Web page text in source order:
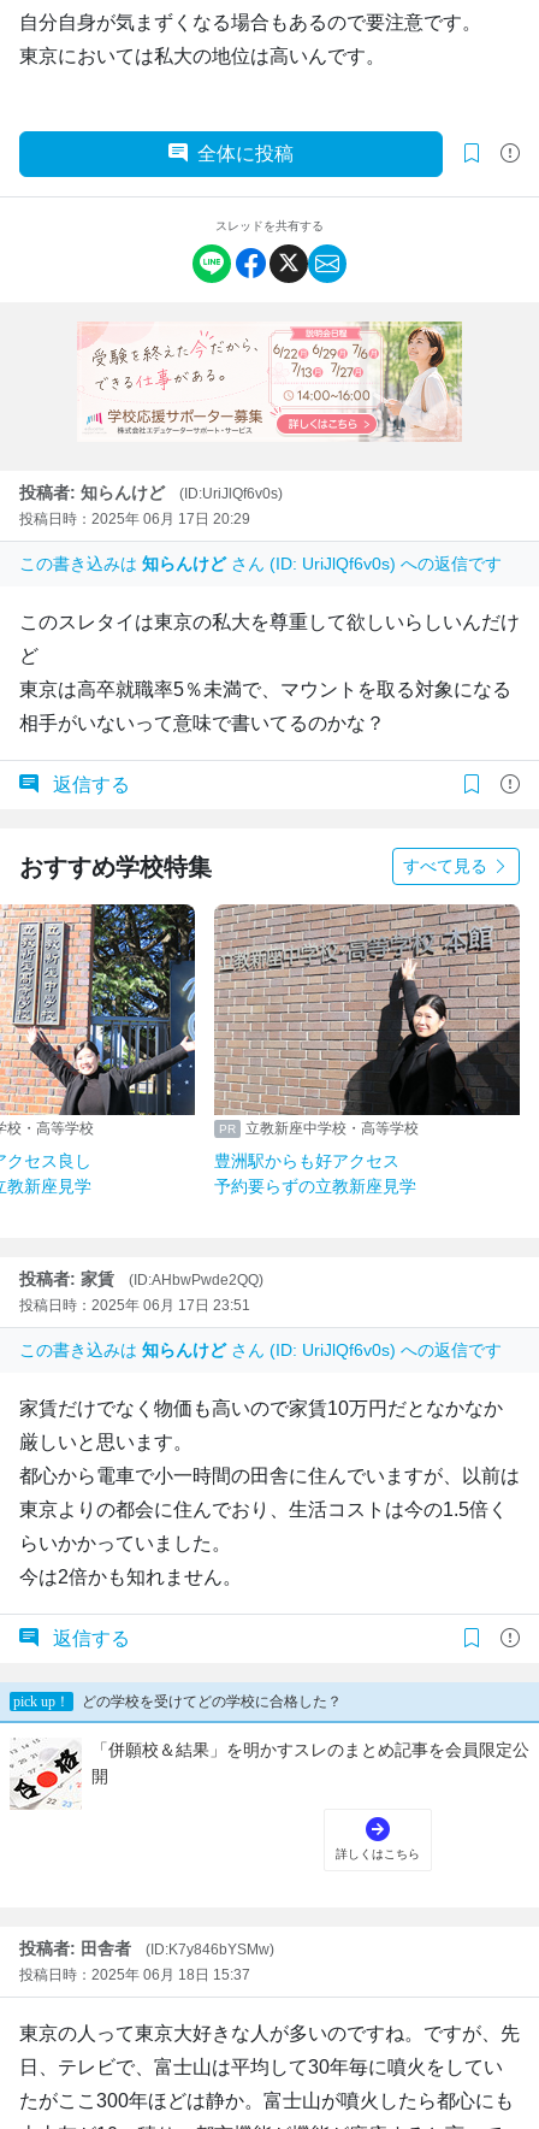
自分自身が気まずくなる場合もあるので要注意です。
東京においては私大の地位は高いんです。
全体に投稿
スレッドを共有する
投稿者: 知らんけど
(ID:UriJlQf6v0s)
投稿日時：2025年 06月 17日 20:29
この書き込みは 知らんけど さん (ID: UriJlQf6v0s) への返信です
このスレタイは東京の私大を尊重して欲しいらしいんだけ
ど
東京は高卒就職率5％未満で、マウントを取る対象になる
相手がいないって意味で書いてるのかな？
返信する
おすすめ学校特集 すべて見る
校・高等学校
クセス良し
教新座見学
立教新座中学校・高等学校
豊洲駅からも好アクセス
予約要らずの立教新座見学
投稿者: 家賃
(ID:AHbwPwde2QQ)
投稿日時：2025年 06月 17日 23:51
この書き込みは 知らんけど さん (ID: UriJlQf6v0s) への返信です
家賃だけでなく物価も高いので家賃10万円だとなかなか
厳しいと思います。
都心から電車で小一時間の田舎に住んでいますが、以前は
東京よりの都会に住んでおり、生活コストは今の1.5倍く
らいかかっていました。
今は2倍かも知れません。
返信する
投稿者: 田舎者
(ID:K7y846bYSMw)
投稿日時：2025年 06月 18日 15:37
東京の人って東京大好きな人が多いのですね。ですが、先
日、テレビで、富士山は平均して30年毎に噴火をしてい
たがここ300年ほどは静か。富士山が噴火したら都心にも